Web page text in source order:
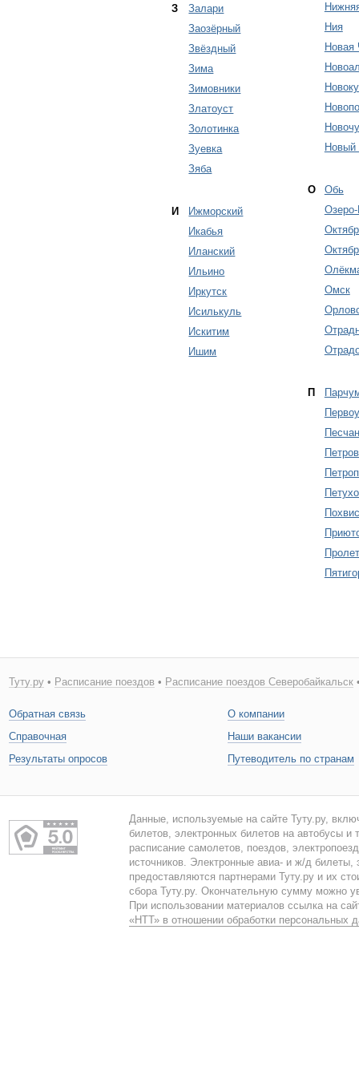
З
Залари
Заозёрный
Звёздный
Зима
Зимовники
Златоуст
Золотинка
Зуевка
Зяба
И
Ижморский
Икабья
Иланский
Ильино
Иркутск
Исилькуль
Искитим
Ишим
Ния
Новая
Новый
О
Обь
Омск
П
Туту.ру• Расписание поездов • Расписание поездов Северобайкальск
Обратная связь
Справочная
Результаты опросов
О компании
Наши вакансии
Путеводитель по странам
Данные, используемые на сайте Туту.ру,
билетов, электронных билетов на автобусы и
расписание самолетов, поездов,
источников. Электронные авиа- и ж/д билеты,
предоставляются партнерами Туту.ру и их
сбора Туту.ру. Окончательную сумму можно
При использовании материалов ссылка на
«НТТ» в отношении обработки персональных